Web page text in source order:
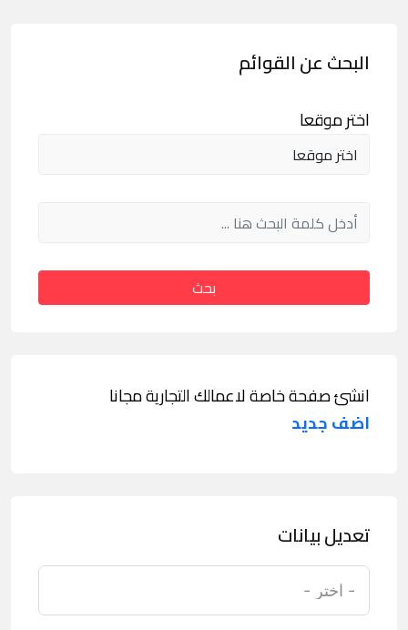
البحث عن القوائم
اختر موقعا
بحث
انشئ صفحة خاصة لاعمالك التجارية مجانا
اضف جديد
تعديل بيانات